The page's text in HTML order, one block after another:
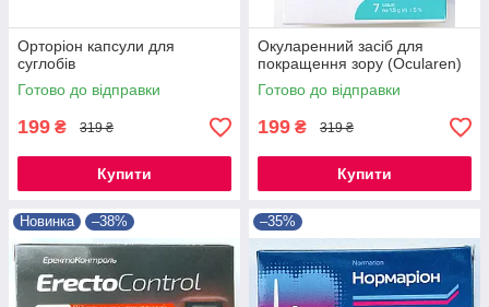
Орторіон капсули для
суглобів
Готово до відправки
199 ₴ 319 ₴
Купити
Окуларенний засіб для
покращення зору (Ocularen)
Готово до відправки
199 ₴ 319 ₴
Купити
Новинка –38% –35%